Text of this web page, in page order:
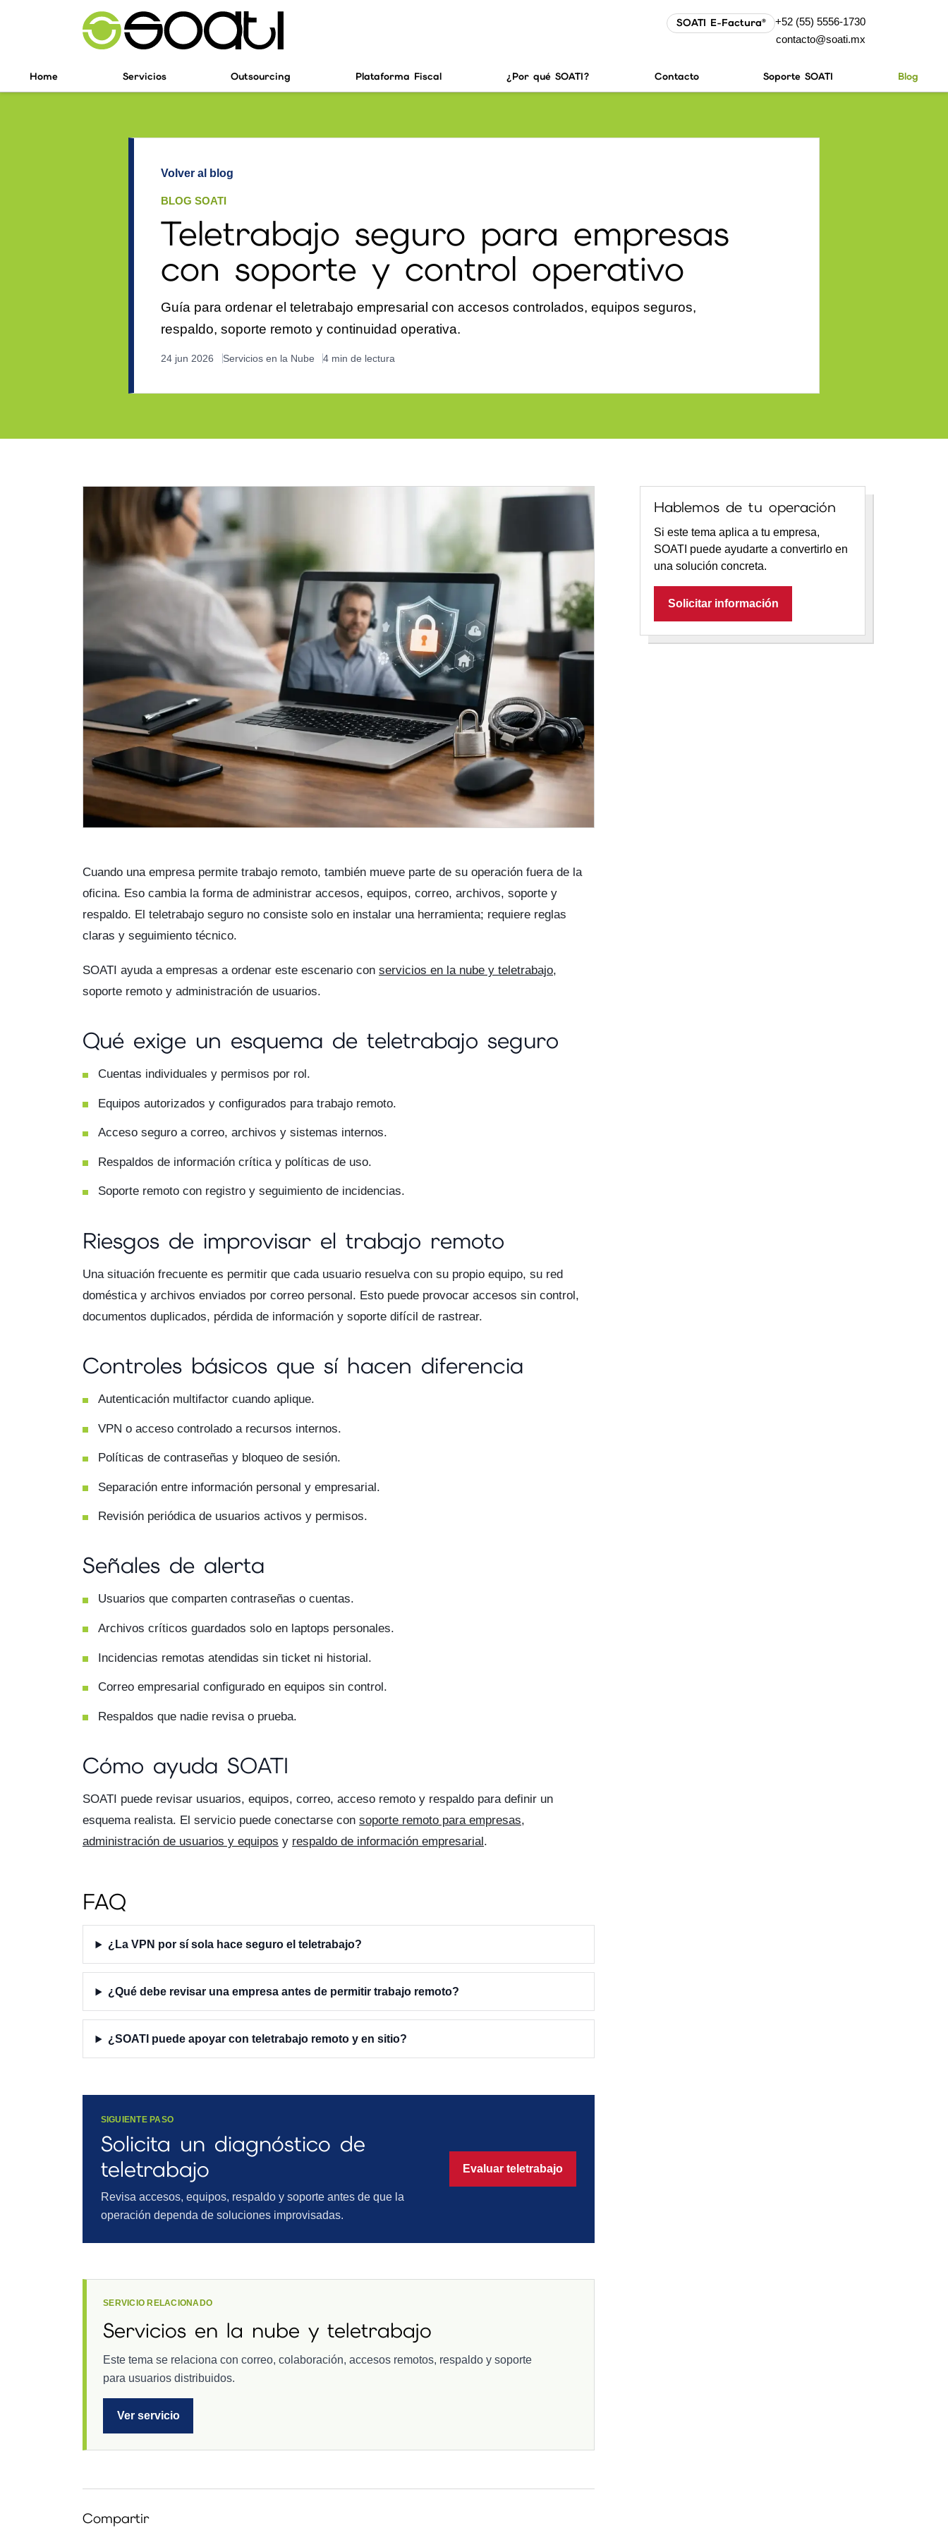
SOATI E-Factura®
+52 (55) 5556-1730
contacto@soati.mx
Home Servicios Outsourcing Plataforma Fiscal ¿Por qué SOATI? Contacto Soporte SOATI Blog
Volver al blog
BLOG SOATI
Teletrabajo seguro para empresas
con soporte y control operativo
Guía para ordenar el teletrabajo empresarial con accesos controlados, equipos seguros,
respaldo, soporte remoto y continuidad operativa.
24 jun 2026 Servicios en la Nube 4 min de lectura
Cuando una empresa permite trabajo remoto, también mueve parte de su operación fuera de la
oficina. Eso cambia la forma de administrar accesos, equipos, correo, archivos, soporte y
respaldo. El teletrabajo seguro no consiste solo en instalar una herramienta; requiere reglas
claras y seguimiento técnico.
SOATI ayuda a empresas a ordenar este escenario con servicios en la nube y teletrabajo,
soporte remoto y administración de usuarios.
Qué exige un esquema de teletrabajo seguro
Cuentas individuales y permisos por rol.
Equipos autorizados y configurados para trabajo remoto.
Acceso seguro a correo, archivos y sistemas internos.
Respaldos de información crítica y políticas de uso.
Soporte remoto con registro y seguimiento de incidencias.
Riesgos de improvisar el trabajo remoto
Una situación frecuente es permitir que cada usuario resuelva con su propio equipo, su red
doméstica y archivos enviados por correo personal. Esto puede provocar accesos sin control,
documentos duplicados, pérdida de información y soporte difícil de rastrear.
Controles básicos que sí hacen diferencia
Autenticación multifactor cuando aplique.
VPN o acceso controlado a recursos internos.
Políticas de contraseñas y bloqueo de sesión.
Separación entre información personal y empresarial.
Revisión periódica de usuarios activos y permisos.
Señales de alerta
Usuarios que comparten contraseñas o cuentas.
Archivos críticos guardados solo en laptops personales.
Incidencias remotas atendidas sin ticket ni historial.
Correo empresarial configurado en equipos sin control.
Respaldos que nadie revisa o prueba.
Cómo ayuda SOATI
SOATI puede revisar usuarios, equipos, correo, acceso remoto y respaldo para definir un
esquema realista. El servicio puede conectarse con soporte remoto para empresas,
administración de usuarios y equipos y respaldo de información empresarial.
FAQ
¿La VPN por sí sola hace seguro el teletrabajo?
¿Qué debe revisar una empresa antes de permitir trabajo remoto?
¿SOATI puede apoyar con teletrabajo remoto y en sitio?
SIGUIENTE PASO
Solicita un diagnóstico de
teletrabajo
Revisa accesos, equipos, respaldo y soporte antes de que la
operación dependa de soluciones improvisadas.
Evaluar teletrabajo
SERVICIO RELACIONADO
Servicios en la nube y teletrabajo
Este tema se relaciona con correo, colaboración, accesos remotos, respaldo y soporte
para usuarios distribuidos.
Ver servicio
Compartir
Hablemos de tu operación
Si este tema aplica a tu empresa,
SOATI puede ayudarte a convertirlo en
una solución concreta.
Solicitar información